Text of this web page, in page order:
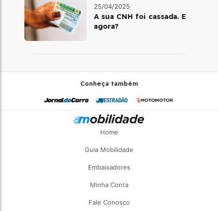
25/04/2025
A sua CNH foi cassada. E
agora?
Conheça também
Home
Guia Mobilidade
Embaixadores
Minha Conta
Fale Conosco